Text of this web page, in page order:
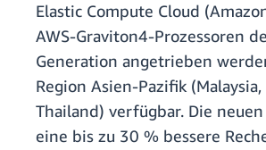
Elastic Compute Cloud
AWS-Graviton4-Prozessoren
Generation angetrieben
Region Asien-Pazifik (Malaysia,
Thailand) verfügbar. Die
eine bis zu 30 % bessere